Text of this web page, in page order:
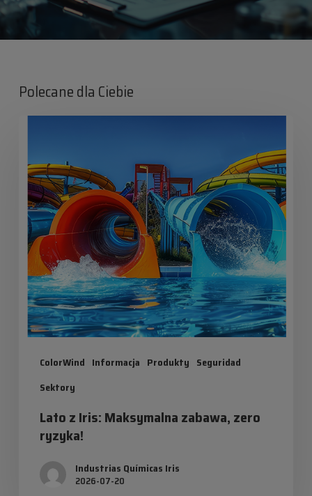
Polecane dla Ciebie
ColorWind Informacja Produkty Seguridad
Sektory
Iris:
Maksymalna
zabawa,
zero
ryzyka!
Lato z Iris: Maksymalna zabawa, zero
ryzyka!
Industrias Químicas Iris
2026-07-20